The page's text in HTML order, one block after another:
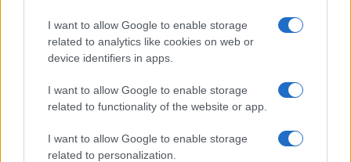
I want to allow Google to enable storage
related to analytics like cookies on web or
device identifiers in apps.
I want to allow Google to enable storage
related to functionality of the website or app.
I want to allow Google to enable storage
related to personalization.
Ozono e caldo urbano: difendere pelle e vie
respiratorie
Beatrice Bonaventura · 9 Ago 2026